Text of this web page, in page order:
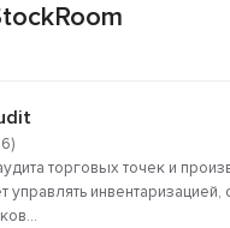
торговых точек и
управлять инвентаризацией,